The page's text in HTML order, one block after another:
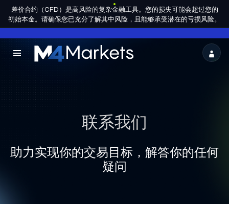
集团许可
ZH-
HANS
成为合作
伙伴
差价合约（CFD）是高风险的复杂金融工具。您的损失可能会超过您的
初始本金。请确保您已充分了解其中风险，且能够承受潜在的亏损风险。
M4Markets
CFD
Regulated
Broker
联系我们
助力实现你的交易目标，解答你的任何
疑问